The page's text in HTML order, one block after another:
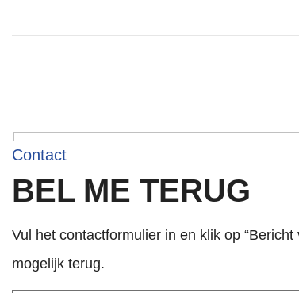
Contact
BEL ME TERUG
Vul het contactformulier in en klik op
mogelijk terug.